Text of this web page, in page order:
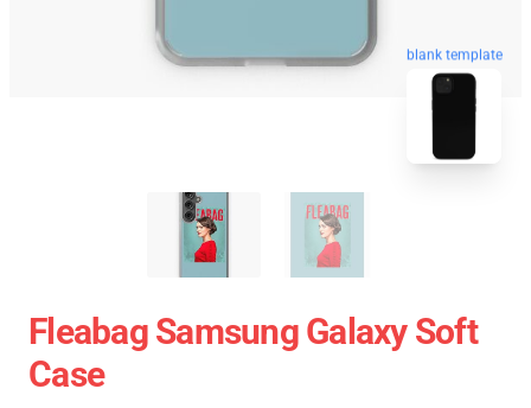
blank template
Fleabag Samsung Galaxy Soft
Case